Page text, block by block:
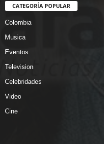
CATEGORÍA POPULAR
Colombia
Musica
Eventos
Television
Celebridades
Video
Cine